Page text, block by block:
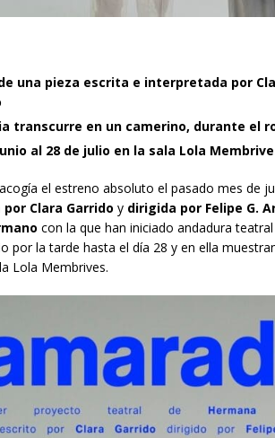
una pieza escrita e interpretada por
transcurre en un camerino, durante el
al 28 de julio en la sala Lola
acogía el estreno absoluto el pasado mes de
Clara Garrido y dirigida por Felipe G.
con la que han iniciado andadura
por la tarde hasta el día 28 y en ella
Lola Membrives.